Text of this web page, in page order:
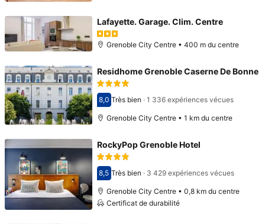
Lafayette. Garage. Clim. Centre
Grenoble City Centre • 400 m du centre
Residhome Grenoble Caserne De Bonne
Avec une note de 8,0
8,0 Très bien · 1 336 expériences vécues
Grenoble City Centre • 1 km du centre
RockyPop Grenoble Hotel
Avec une note de 8,5
8,5 Très bien · 3 429 expériences vécues
Grenoble City Centre • 0,8 km du centre
Certificat de durabilité